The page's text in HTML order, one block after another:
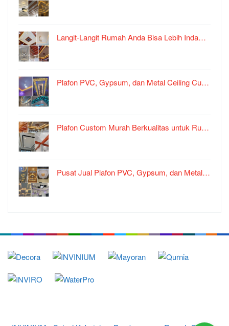
Langit-Langit Rumah Anda Bisa Lebih Inda…
Plafon PVC, Gypsum, dan Metal Ceiling Cu…
Plafon Custom Murah Berkualitas untuk Ru…
Pusat Jual Plafon PVC, Gypsum, dan Metal…